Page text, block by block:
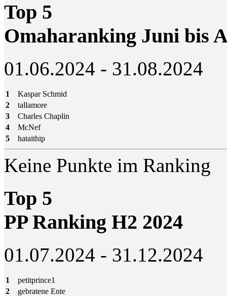
Top 5
Omaharanking Juni bis
01.06.2024 - 31.08.2024
1
Kaspar Schmid
2
tallamore
3
Charles Chaplin
4
McNef
5
hataithip
Keine Punkte im Ranking
Top 5
PP Ranking H2 2024
01.07.2024 - 31.12.2024
1
petitprince1
2
gebratene Ente